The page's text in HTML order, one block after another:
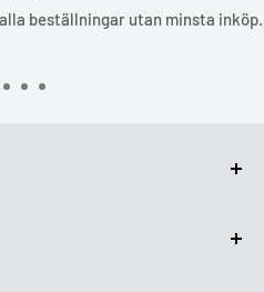
beställningar utan minsta inköp.